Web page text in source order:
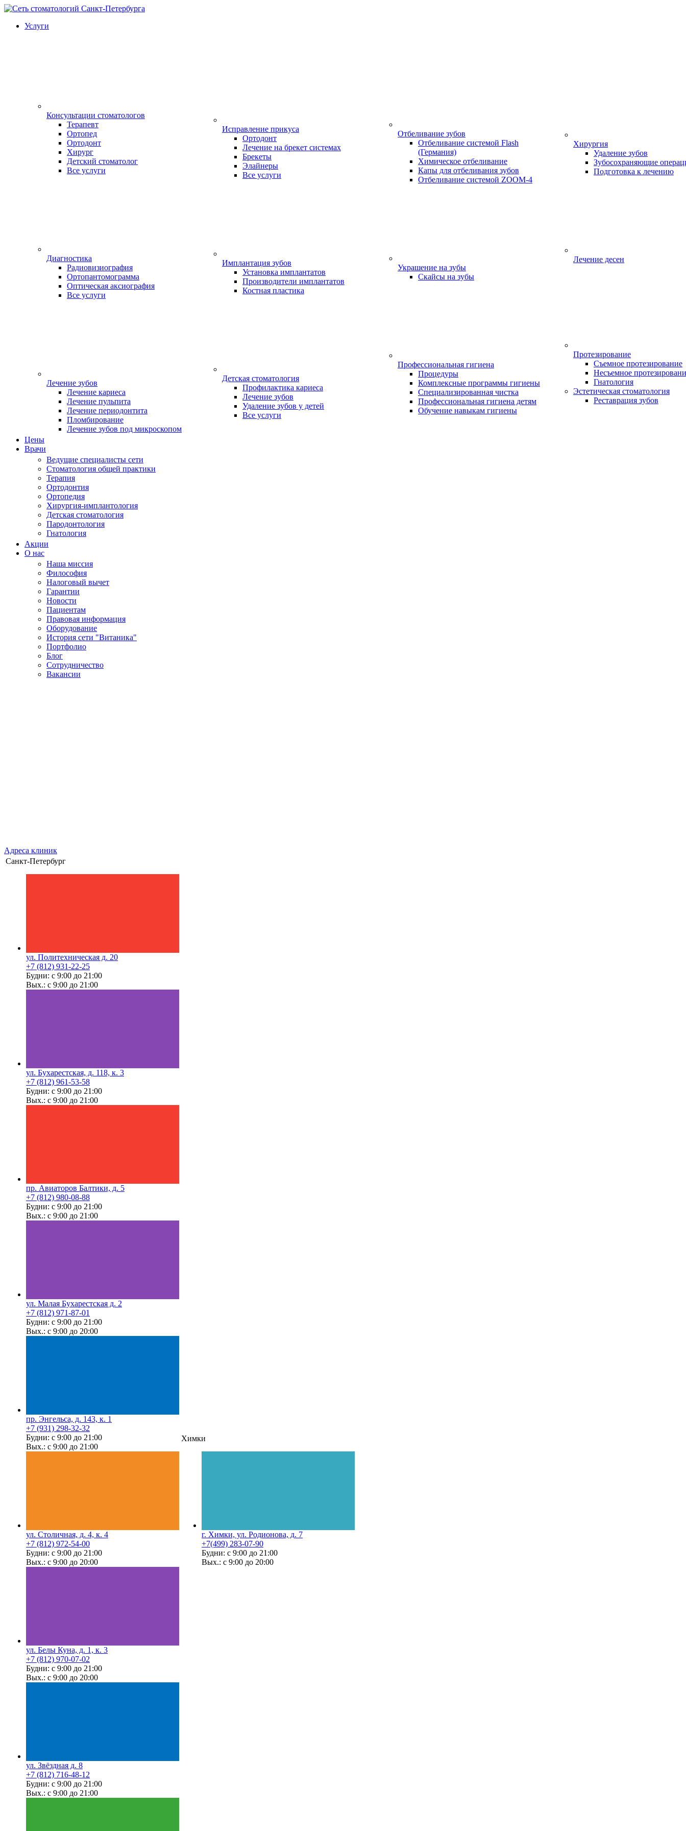
Услуги
Консультации стоматологов
Терапевт
Ортопед
Ортодонт
Хирург
Детский стоматолог
Все услуги
Диагностика
Радиовизиография
Ортопантомограмма
Оптическая аксиография
Все услуги
Лечение зубов
Лечение кариеса
Лечение пульпита
Лечение периодонтита
Пломбирование
Лечение зубов под микроскопом
Исправление прикуса
Ортодонт
Лечение на брекет системах
Брекеты
Элайнеры
Все услуги
Имплантация зубов
Установка имплантатов
Производители имплантатов
Костная пластика
Детская стоматология
Профилактика кариеса
Лечение зубов
Удаление зубов у детей
Все услуги
Отбеливание зубов
Отбеливание системой Flash
(Германия)
Химическое отбеливание
Капы для отбеливания зубов
Отбеливание системой ZOOM-4
Украшение на зубы
Скайсы на зубы
Профессиональная гигиена
Процедуры
Комплексные программы гигиены
Специализированная чистка
Профессиональная гигиена детям
Обучение навыкам гигиены
Хирургия
Удаление зубов
Зубосохраняющие
Подготовка к лечению
Лечение десен
Протезирование
Съемное протезирование
Несъемное
Гнатология
Эстетическая стоматология
Реставрация зубов
Цены
Врачи
Ведущие специалисты сети
Стоматология общей практики
Терапия
Ортодонтия
Ортопедия
Хирургия-имплантология
Детская стоматология
Пародонтология
Гнатология
Акции
О нас
Наша миссия
Философия
Налоговый вычет
Гарантии
Новости
Пациентам
Правовая информация
Оборудование
История сети "Витаника"
Портфолио
Блог
Сотрудничество
Вакансии
Адреса клиник
Санкт-Петербург
ул. Политехническая д. 20
+7 (812) 931-22-25
Будни: с 9:00 до 21:00
Вых.: с 9:00 до 21:00
ул. Бухарестская, д. 118, к. 3
+7 (812) 961-53-58
Будни: с 9:00 до 21:00
Вых.: с 9:00 до 21:00
пр. Авиаторов Балтики, д. 5
+7 (812) 980-08-88
Будни: с 9:00 до 21:00
Вых.: с 9:00 до 21:00
ул. Малая Бухарестская д. 2
+7 (812) 971-87-01
Будни: с 9:00 до 21:00
Вых.: с 9:00 до 20:00
пр. Энгельса, д. 143, к. 1
+7 (931) 298-32-32
Будни: с 9:00 до 21:00
Вых.: с 9:00 до 21:00
ул. Столичная, д. 4, к. 4
+7 (812) 972-54-00
Будни: с 9:00 до 21:00
Вых.: с 9:00 до 20:00
ул. Белы Куна, д. 1, к. 3
+7 (812) 970-07-02
Будни: с 9:00 до 21:00
Вых.: с 9:00 до 20:00
ул. Звёздная д. 8
+7 (812) 716-48-12
Будни: с 9:00 до 21:00
Вых.: с 9:00 до 21:00
Химки
г. Химки, ул. Родионова, д. 7
+7(499) 283-07-90
Будни: с 9:00 до 21:00
Вых.: с 9:00 до 20:00